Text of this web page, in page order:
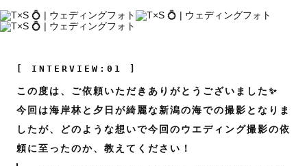
[ INTERVIEW:01 ]
この度は、ご依頼いただきありがとうございました✨
今回は海岸林と夕日が綺麗な新潟の海での撮影となりま
したが、どのような想いで今回のウエディング撮影の依
頼に至ったのか、教えてください！